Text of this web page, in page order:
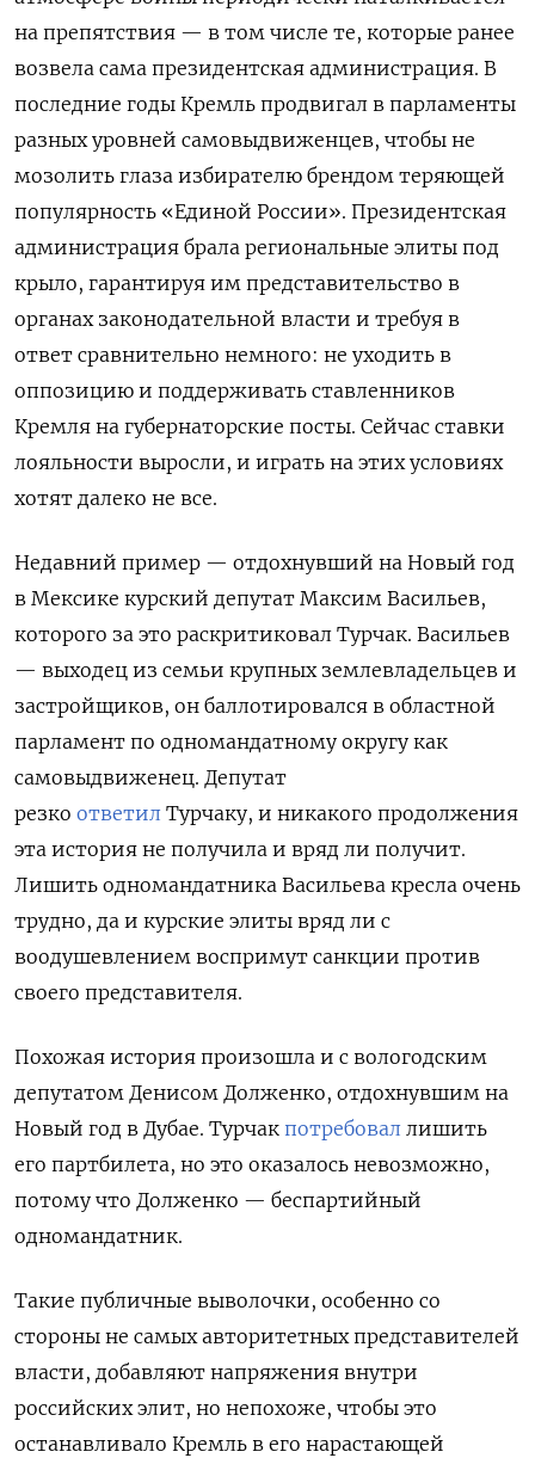
на препятствия — в том числе те, которые ранее
возвела сама президентская администрация. В
последние годы Кремль продвигал в парламенты
разных уровней самовыдвиженцев, чтобы не
мозолить глаза избирателю брендом теряющей
популярность «Единой России». Президентская
администрация брала региональные элиты под
крыло, гарантируя им представительство в
органах законодательной власти и требуя в
ответ сравнительно немного: не уходить в
оппозицию и поддерживать ставленников
Кремля на губернаторские посты. Сейчас ставки
лояльности выросли, и играть на этих условиях
хотят далеко не все.
Недавний пример — отдохнувший на Новый год
в Мексике курский депутат Максим Васильев,
которого за это раскритиковал Турчак. Васильев
— выходец из семьи крупных землевладельцев и
застройщиков, он баллотировался в областной
парламент по одномандатному округу как
самовыдвиженец. Депутат
резко ответил Турчаку, и никакого продолжения
эта история не получила и вряд ли получит.
Лишить одномандатника Васильева кресла очень
трудно, да и курские элиты вряд ли с
воодушевлением воспримут санкции против
своего представителя.
Похожая история произошла и с вологодским
депутатом Денисом Долженко, отдохнувшим на
Новый год в Дубае. Турчак потребовал лишить
его партбилета, но это оказалось невозможно,
потому что Долженко — беспартийный
одномандатник.
Такие публичные выволочки, особенно со
стороны не самых авторитетных представителей
власти, добавляют напряжения внутри
российских элит, но непохоже, чтобы это
останавливало Кремль в его нарастающей